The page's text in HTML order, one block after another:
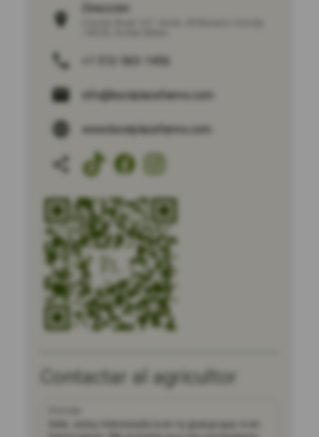
Dirección:
info@bestplacefarms.com
www.bestplacefarms.com
Contactar al agricultor